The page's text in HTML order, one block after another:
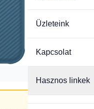
Üzleteink
Kapcsolat
Hasznos linkek